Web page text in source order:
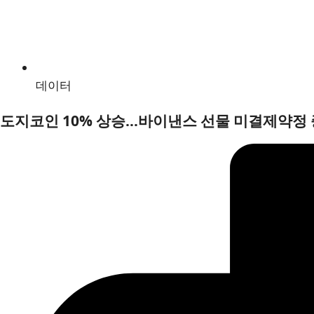
데이터
도지코인 10% 상승…바이낸스 선물 미결제약정